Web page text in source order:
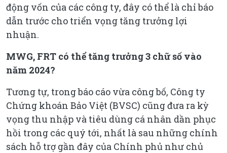
động vốn của các công ty, đây có thể là chỉ báo
dẫn trước cho triển vọng tăng trưởng lợi
nhuận.
MWG, FRT có thể tăng trưởng 3 chữ số vào
năm 2024?
Tương tự, trong báo cáo vừa công bố, Công ty
Chứng khoán Bảo Việt (BVSC) cũng đưa ra kỳ
vọng thu nhập và tiêu dùng cá nhân dần phục
hồi trong các quý tới, nhất là sau những chính
sách hỗ trợ gần đây của Chính phủ như chủ